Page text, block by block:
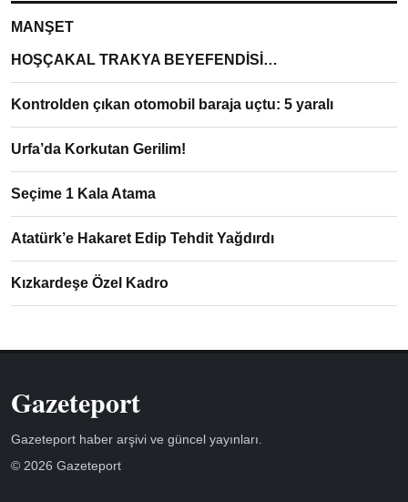
MANŞET
HOŞÇAKAL TRAKYA BEYEFENDİSİ…
Kontrolden çıkan otomobil baraja uçtu: 5 yaralı
Urfa’da Korkutan Gerilim!
Seçime 1 Kala Atama
Atatürk’e Hakaret Edip Tehdit Yağdırdı
Kızkardeşe Özel Kadro
Gazeteport
Gazeteport haber arşivi ve güncel yayınları.
© 2026 Gazeteport